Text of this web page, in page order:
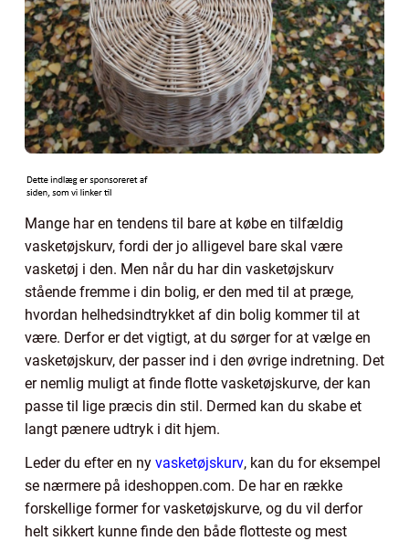
Mange har en tendens til bare at købe en tilfældig
vasketøjskurv, fordi der jo alligevel bare skal være
vasketøj i den. Men når du har din vasketøjskurv
stående fremme i din bolig, er den med til at præge,
hvordan helhedsindtrykket af din bolig kommer til at
være. Derfor er det vigtigt, at du sørger for at vælge en
vasketøjskurv, der passer ind i den øvrige indretning. Det
er nemlig muligt at finde flotte vasketøjskurve, der kan
passe til lige præcis din stil. Dermed kan du skabe et
langt pænere udtryk i dit hjem.
Leder du efter en ny vasketøjskurv, kan du for eksempel
se nærmere på ideshoppen.com. De har en række
forskellige former for vasketøjskurve, og du vil derfor
helt sikkert kunne finde den både flotteste og mest